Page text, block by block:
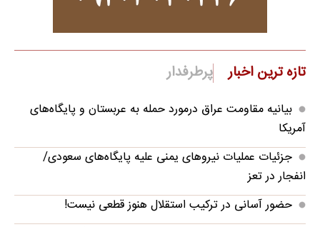
تازه ترین اخبار پرطرفدار
بیانیه مقاومت عراق درمورد حمله به عربستان و پایگاه‌های
آمریکا
جزئیات عملیات نیروهای یمنی علیه پایگاه‌های سعودی/
انفجار در تعز
حضور آسانی در ترکیب استقلال هنوز قطعی نیست!